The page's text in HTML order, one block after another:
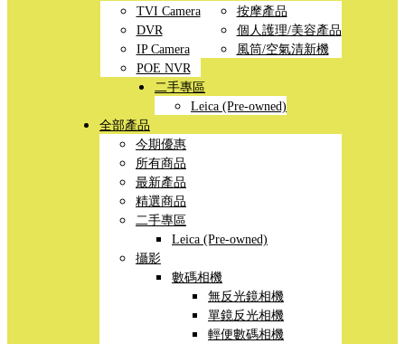
TVI Camera
DVR
IP Camera
POE NVR
按摩產品
個人護理/美容產品
風筒/空氣清新機
二手專區
Leica (Pre-owned)
全部產品
今期優惠
所有商品
最新產品
精選商品
二手專區
Leica (Pre-owned)
攝影
數碼相機
無反光鏡相機
單鏡反光相機
輕便數碼相機